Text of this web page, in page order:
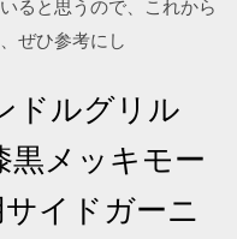
ると思うので、これから
ぜひ参考にし
ドルグリル
黒メッキモー
サイドガーニ